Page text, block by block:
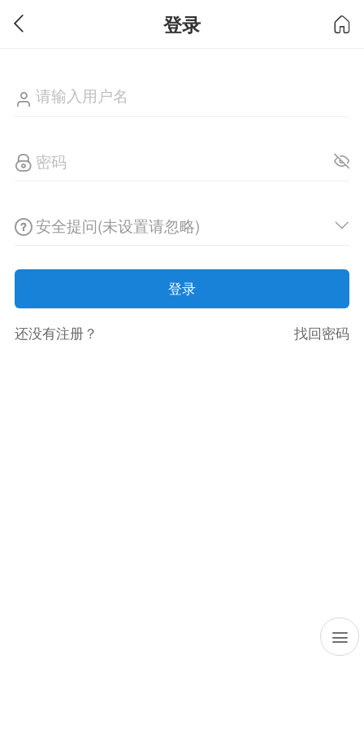
登录
安全提问(未设置请忽略)
登录
还没有注册？ 找回密码